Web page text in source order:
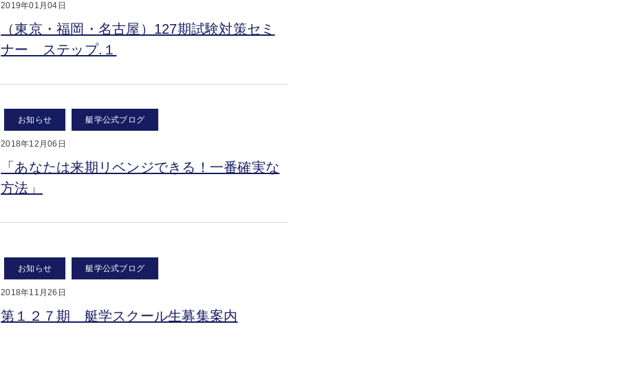
2019年01月04日
（東京・福岡・名古屋）127期試験対策セミ
ナー ステップ.１
お知らせ 艇学公式ブログ
2018年12月06日
「あなたは来期リベンジできる！一番確実な
方法」
お知らせ 艇学公式ブログ
2018年11月26日
第１２７期 艇学スクール生募集案内